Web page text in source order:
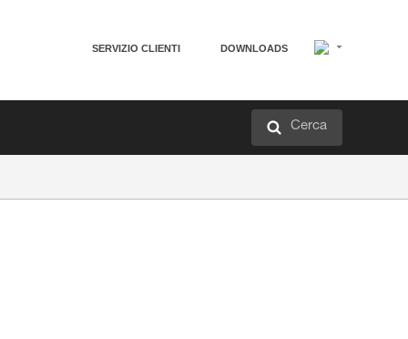
SERVIZIO CLIENTI DOWNLOADS
Cerca